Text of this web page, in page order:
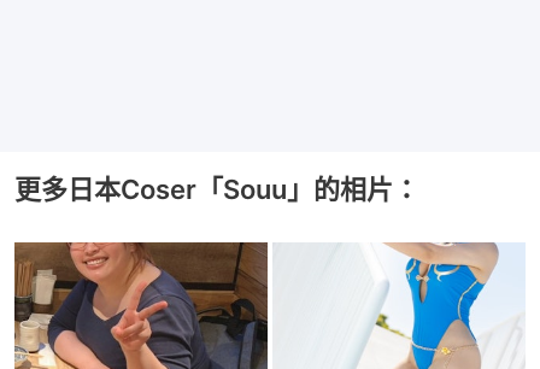
更多日本Coser「Souu」的相片：